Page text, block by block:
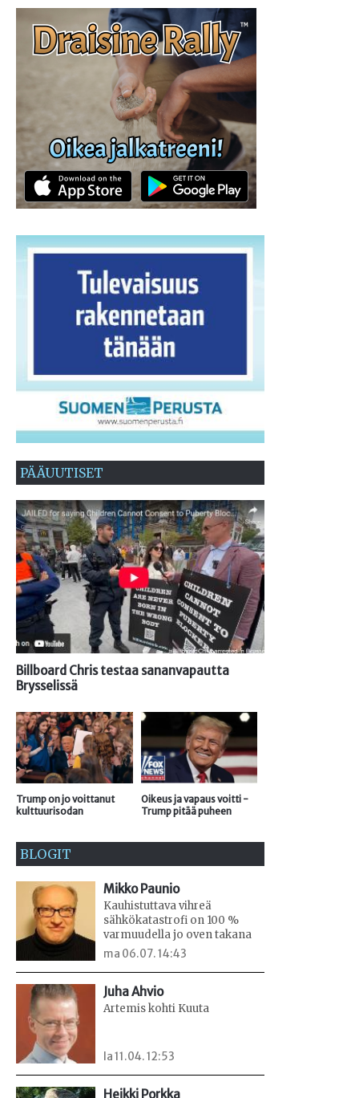
PÄÄUUTISET
Billboard Chris testaa sananvapautta
Brysselissä
Trump on jo voittanut
kulttuurisodan
Oikeus ja vapaus voitti -
Trump pitää puheen
BLOGIT
Mikko Paunio
Kauhistuttava vihreä
sähkökatastrofi on 100 %
varmuudella jo oven takana
ma 06.07. 14:43
Juha Ahvio
Artemis kohti Kuuta
la 11.04. 12:53
Heikki Porkka